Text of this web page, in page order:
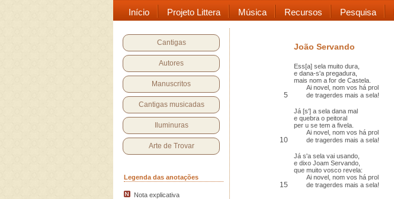
Início Projeto Littera Música Recursos Pesquisa
Cantigas
Autores
Manuscritos
Cantigas musicadas
Iluminuras
Arte de Trovar
Legenda das anotações
Nota explicativa
João Servando
Ess[a] sela muito dura,
e dana-s'a pregadura,
mais nom a for de Castela.
Ai novel, nom vos há prol
5 de tragerdes mais a sela!
Já [s'] a sela dana mal
e quebra o peitoral
per u se tem a fivela.
Ai novel, nom vos há prol
10 de tragerdes mais a sela!
Já s'a sela vai usando,
e dixo Joam Servando,
que muito vosco revela:
Ai novel, nom vos há prol
15 de tragerdes mais a sela!